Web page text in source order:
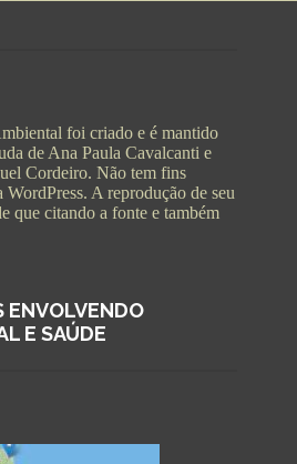
foi criado e é mantido
de Ana Paula Cavalcanti e
Cordeiro. Não tem fins
A reprodução de seu
que citando a fonte e também
ENVOLVENDO
E SAÚDE